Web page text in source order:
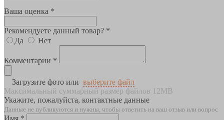
Ваша оценка *
Рекомендуете данный товар? *
Да
Нет
Комментарии *
Загрузите фото или выберите файл
Максимальный суммарный размер файлов 12MB
Укажите, пожалуйста, контактные данные
Данные не публикуются и нужны, чтобы ответить на ваш отзыв или вопрос
Имя *